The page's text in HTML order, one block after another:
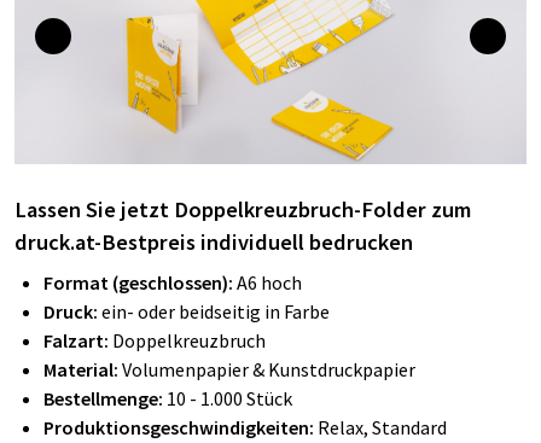
Lassen Sie jetzt Doppelkreuzbruch-Folder zum
druck.at-Bestpreis individuell bedrucken
Format (geschlossen): A6 hoch
Druck: ein- oder beidseitig in Farbe
Falzart: Doppelkreuzbruch
Material: Volumenpapier & Kunstdruckpapier
Bestellmenge: 10 - 1.000 Stück
Produktionsgeschwindigkeiten: Relax, Standard